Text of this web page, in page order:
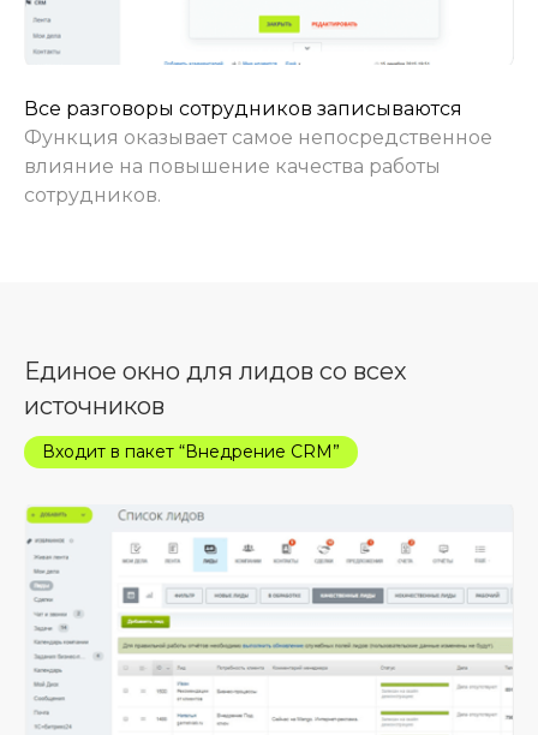
Все разговоры сотрудников записываются
Функция оказывает самое непосредственное
влияние на повышение качества работы
сотрудников.
Единое окно для лидов со всех
источников
Входит в пакет “Внедрение CRM”